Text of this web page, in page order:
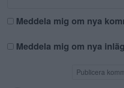
Meddela mig om nya
Meddela mig om nya